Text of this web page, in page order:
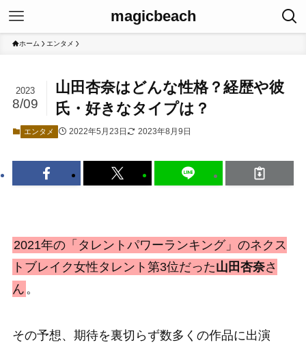
magicbeach
ホーム エンタメ
山田杏奈はどんな性格？経歴や彼
氏・好きなタイプは？
2023
8/09
エンタメ 2022年5月23日 2023年8月9日
2021年の「タレントパワーランキング」のネクス
トブレイク女性タレント第3位だった山田杏奈さ
ん 。
その予想、期待を裏切らず数多くの作品に出演